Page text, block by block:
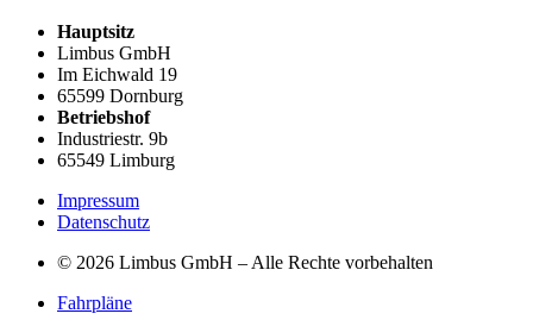
Hauptsitz
Limbus GmbH
Im Eichwald 19
65599 Dornburg
Betriebshof
Industriestr. 9b
65549 Limburg
Impressum
Datenschutz
© 2026 Limbus GmbH – Alle Rechte vorbehalten
Fahrpläne